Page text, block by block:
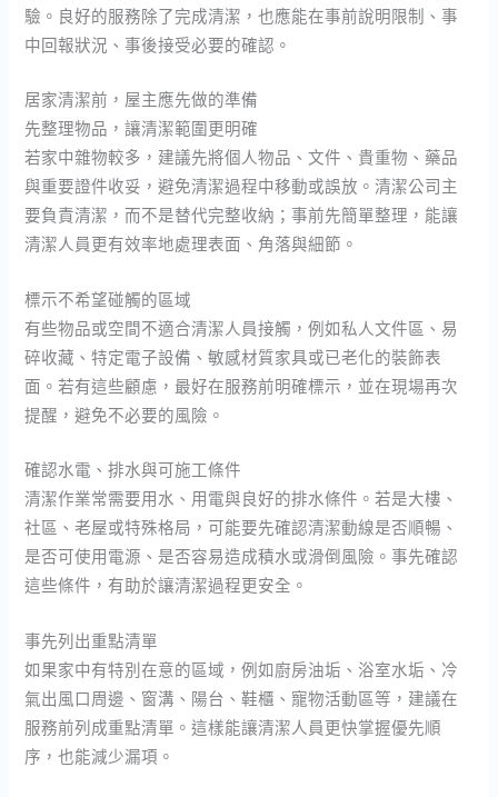
驗。良好的服務除了完成清潔，也應能在事前說明限制、事
中回報狀況、事後接受必要的確認。
居家清潔前，屋主應先做的準備
先整理物品，讓清潔範圍更明確
若家中雜物較多，建議先將個人物品、文件、貴重物、藥品
與重要證件收妥，避免清潔過程中移動或誤放。清潔公司主
要負責清潔，而不是替代完整收納；事前先簡單整理，能讓
清潔人員更有效率地處理表面、角落與細節。
標示不希望碰觸的區域
有些物品或空間不適合清潔人員接觸，例如私人文件區、易
碎收藏、特定電子設備、敏感材質家具或已老化的裝飾表
面。若有這些顧慮，最好在服務前明確標示，並在現場再次
提醒，避免不必要的風險。
確認水電、排水與可施工條件
清潔作業常需要用水、用電與良好的排水條件。若是大樓、
社區、老屋或特殊格局，可能要先確認清潔動線是否順暢、
是否可使用電源、是否容易造成積水或滑倒風險。事先確認
這些條件，有助於讓清潔過程更安全。
事先列出重點清單
如果家中有特別在意的區域，例如廚房油垢、浴室水垢、冷
氣出風口周邊、窗溝、陽台、鞋櫃、寵物活動區等，建議在
服務前列成重點清單。這樣能讓清潔人員更快掌握優先順
序，也能減少漏項。